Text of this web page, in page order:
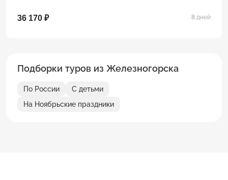
36 170 ₽ 8 дней
Подборки туров из Железногорска
По России
С детьми
На Ноябрьские праздники